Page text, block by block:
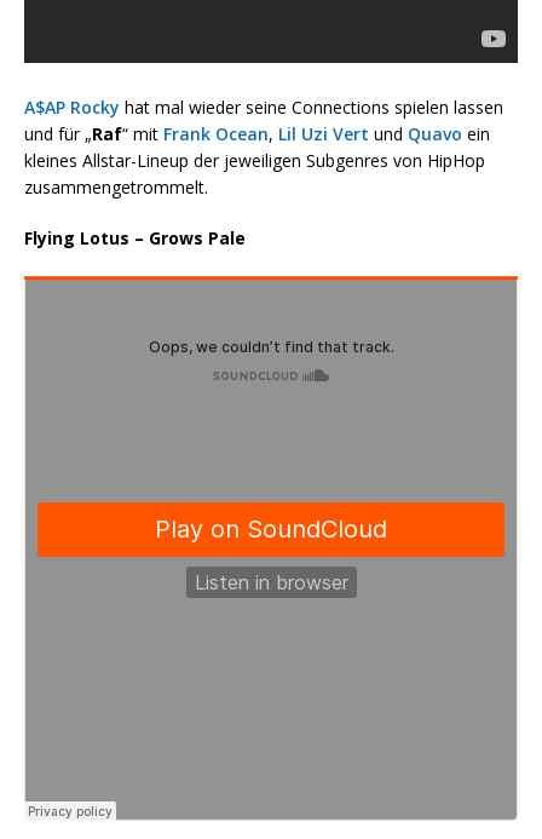
A$AP Rocky hat mal wieder seine Connections spielen lassen
und für „Raf“ mit Frank Ocean, Lil Uzi Vert und Quavo ein
kleines Allstar-Lineup der jeweiligen Subgenres von HipHop
zusammengetrommelt.
Flying Lotus – Grows Pale